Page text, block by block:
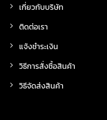
เกี่ยวกับบริษัท
ติดต่อเรา
แจ้งชำระเงิน
วิธีการสั่งซื้อสินค้า
วิธีจัดส่งสินค้า